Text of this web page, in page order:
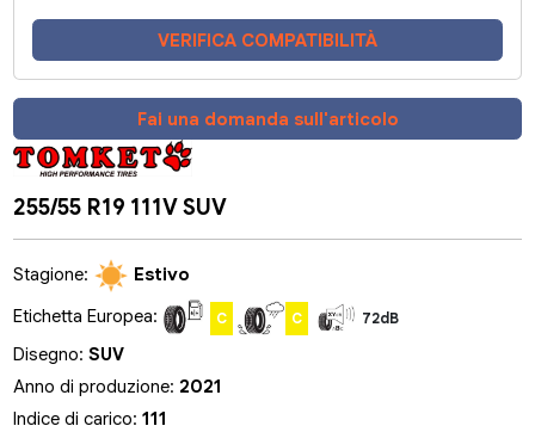
VERIFICA COMPATIBILITÀ
Fai una domanda sull'articolo
255/55 R19 111V SUV
Stagione:
Estivo
Etichetta Europea:
C C 72dB
Disegno:SUV
Anno di produzione: 2021
Indice di carico:111